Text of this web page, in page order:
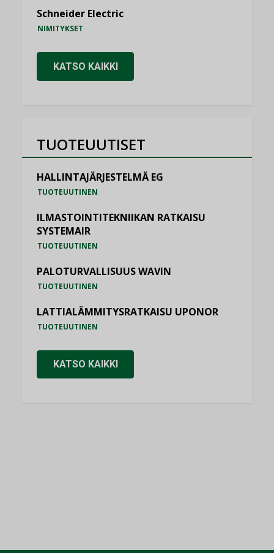
Schneider Electric
NIMITYKSET
KATSO KAIKKI
TUOTEUUTISET
HALLINTAJÄRJESTELMÄ EG
TUOTEUUTINEN
ILMASTOINTITEKNIIKAN RATKAISU
SYSTEMAIR
TUOTEUUTINEN
PALOTURVALLISUUS WAVIN
TUOTEUUTINEN
LATTIALÄMMITYSRATKAISU UPONOR
TUOTEUUTINEN
KATSO KAIKKI